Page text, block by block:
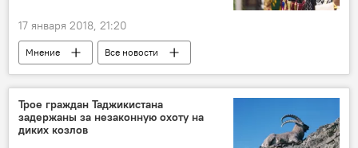
17 января 2018, 21:20
Мнение
Все новости
Таджикистан Style
ярмарка
Таджикистан
Трое граждан Таджикистана
задержаны за незаконную охоту на
диких козлов